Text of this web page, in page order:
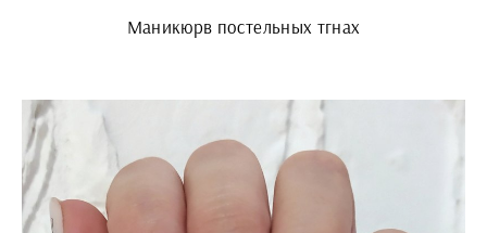
Маникюрв постельных тгнах